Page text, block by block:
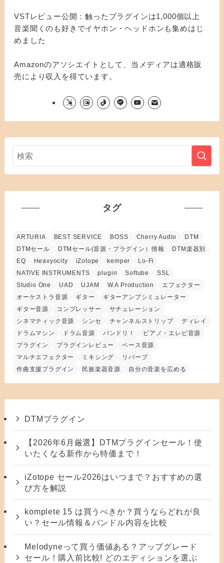
VSTレビュー公開：触ったプラグインは1,000個以上
音楽聞くのも好きでイヤホン・ヘッドホンも集めはじ
めました
Amazonのアソシエイトとして、当メディアは適格販
売により収入を得ています。
タグ
ARTURIA BEST SERVICE BOSS Cherry Audio
DTM
DTMセール
DTMセール(音源・プラグイン）情報
DTM楽器別
EQ
Heavyocity iZotope kemper
Lo-Fi
NATIVE INSTRUMENTS
plugin Softube
SSL
Studio One
UAD UJAM W.A Production
エフェクター
オーケストラ音源
ギター
ギターアンプシミュレーター
ギター音源
コンプレッサー
サチュレーション
シネマティック音源
シンセ チャンネルストリップ
ディレイ
ドラムマシン
ドラム音源 バンドリ！
ピアノ・エレピ音源
プラグイン
プラグインレビュー
ベース音源
マルチエフェクター
ミキシング
リバーブ
作曲支援プラグイン
民族楽器音源 自分の音楽を広める
DTMプラグイン
【2026年6月厳選】DTMプラグインセール！使
いたくなる新作から特価まで！
iZotope セール2026はいつまで？おすすめの選
び方を解説
komplete 15 は買うべきか？買うならどれが良
い？セール情報＆バンドル内容を比較
Melodyneって買う価値ある？アップグレード
セール！購入前比較! どのエディションを選ぶ